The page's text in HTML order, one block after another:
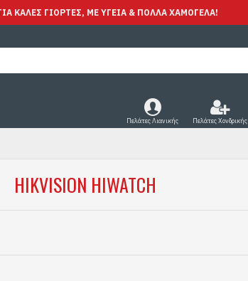
ΚΑΛΕΣ ΓΙΟΡΤΕΣ, ΜΕ ΥΓΕΊΑ & ΠΟΛΛΑ ΧΑΜΟΓΕΛΑ!
Πελάτες Λιανικής Πελάτες Χονδρικής
HIKVISION HIWATCH